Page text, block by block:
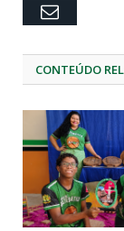
Email
CONTEÚDO